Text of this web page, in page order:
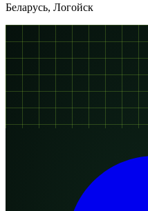
Беларусь, Логойск